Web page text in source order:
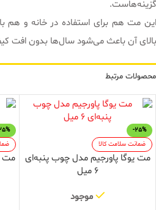
گزینه‌هاست.
این مت هم برای استفاده در خانه و هم
بالای آن باعث می‌شود سال‌ها بدون افت
محصولات مرتبط
-25%
ضمانت سلامت کالا
مت یوگا پاورجیم مدل چوب پنبه‌ای
6 میل
موجود